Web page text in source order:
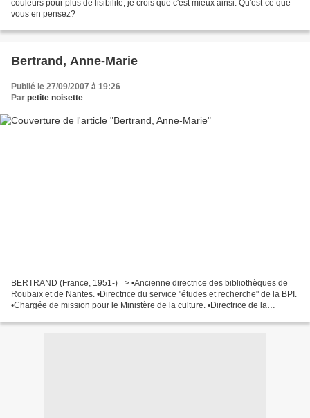
couleurs pour plus de lisibilité, je crois que c'est mieux ainsi. Qu'est-ce que
vous en pensez?
Bertrand, Anne-Marie
Publié le 27/09/2007 à 19:26
Par petite noisette
BERTRAND (France, 1951-) => •Ancienne directrice des bibliothèques de
Roubaix et de Nantes. •Directrice du service "études et recherche" de la BPI.
•Chargée de mission pour le Ministère de la culture. •Directrice de la